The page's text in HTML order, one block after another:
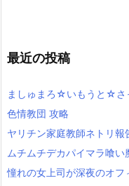
最近の投稿
ましゅまろ☆いもうと☆
色情教団 攻略
ヤリチン家庭教師ネトリ
ムチムチデカパイマラ喰
憧れの女上司が深夜のオフ